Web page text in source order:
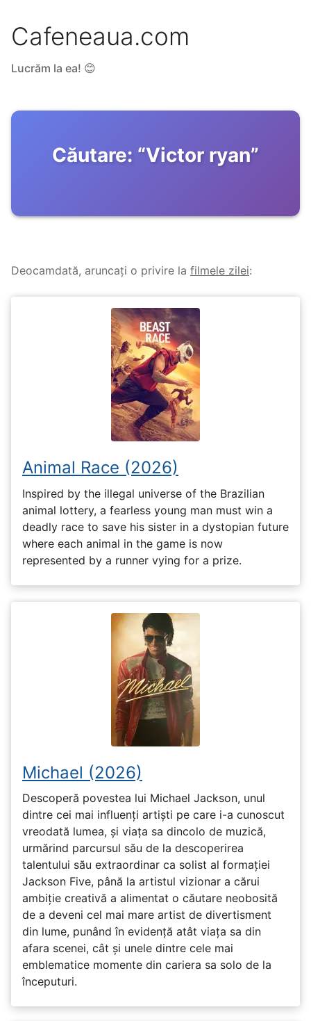
Cafeneaua.com
Lucrăm la ea! 😊
Căutare: “Victor ryan”
Deocamdată, aruncați o privire la filmele zilei:
Animal Race (2026)
Inspired by the illegal universe of the Brazilian
animal lottery, a fearless young man must win a
deadly race to save his sister in a dystopian future
where each animal in the game is now
represented by a runner vying for a prize.
Michael (2026)
Descoperă povestea lui Michael Jackson, unul
dintre cei mai influenți artiști pe care i-a cunoscut
vreodată lumea, și viața sa dincolo de muzică,
urmărind parcursul său de la descoperirea
talentului său extraordinar ca solist al formației
Jackson Five, până la artistul vizionar a cărui
ambiție creativă a alimentat o căutare neobosită
de a deveni cel mai mare artist de divertisment
din lume, punând în evidență atât viața sa din
afara scenei, cât și unele dintre cele mai
emblematice momente din cariera sa solo de la
începuturi.